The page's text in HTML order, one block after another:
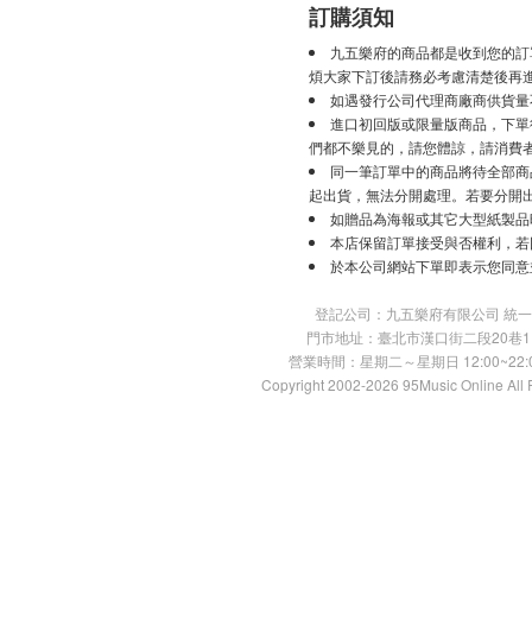
訂購須知
九五樂府的商品都是收到您的
煩大家下訂後請務必考慮清楚後再
如遇發行公司代理商廠商供貨
進口初回版或限量版商品，下
們都不樂見的，請您體諒，請消費
同一筆訂單中的商品將待全部
起出貨，無法分開處理。若要分開
如贈品為海報或其它大型紙製
本店保留訂單接受與否權利，
於本公司網站下單即表示您同
登記公司：九五樂府有限公司 統
門市地址：臺北市漢口街二段20
營業時間：星期二～星期日
Copyright 2002-2026 95Music Online All